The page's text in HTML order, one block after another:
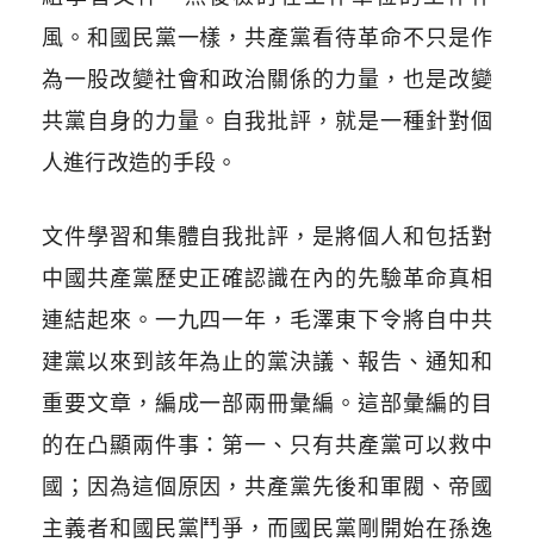
風。和國民黨一樣，共產黨看待革命不只是作
為一股改變社會和政治關係的力量，也是改變
共黨自身的力量。自我批評，就是一種針對個
人進行改造的手段。
文件學習和集體自我批評，是將個人和包括對
中國共產黨歷史正確認識在內的先驗革命真相
連結起來。一九四一年，毛澤東下令將自中共
建黨以來到該年為止的黨決議、報告、通知和
重要文章，編成一部兩冊彙編。這部彙編的目
的在凸顯兩件事：第一、只有共產黨可以救中
國；因為這個原因，共產黨先後和軍閥、帝國
主義者和國民黨鬥爭，而國民黨剛開始在孫逸